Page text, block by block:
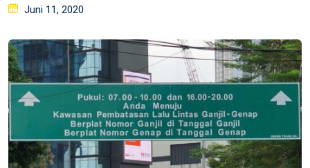
Posted
Juni 11, 2020